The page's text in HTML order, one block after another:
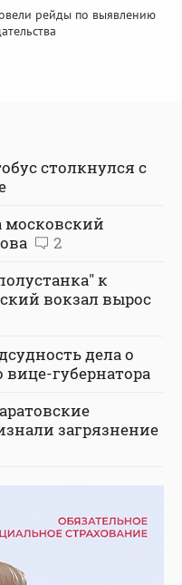
рейды по выявлению
столкнулся с
московский
2
к
вокзал вырос
дела о
губернатора
загрязнение